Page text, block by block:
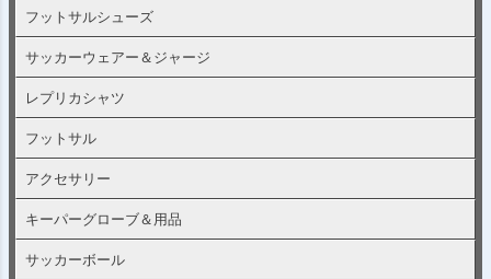
フットサルシューズ
サッカーウェアー＆ジャージ
レプリカシャツ
フットサル
アクセサリー
キーパーグローブ＆用品
サッカーボール